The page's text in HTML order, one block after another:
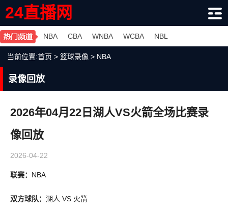
24直播网
NBA CBA WNBA WCBA NBL
当前位置:首页 > 篮球录像 > NBA
录像回放
2026年04月22日湖人VS火箭全场比赛录
像回放
2026-04-22
联赛： NBA
双方球队： 湖人 VS 火箭